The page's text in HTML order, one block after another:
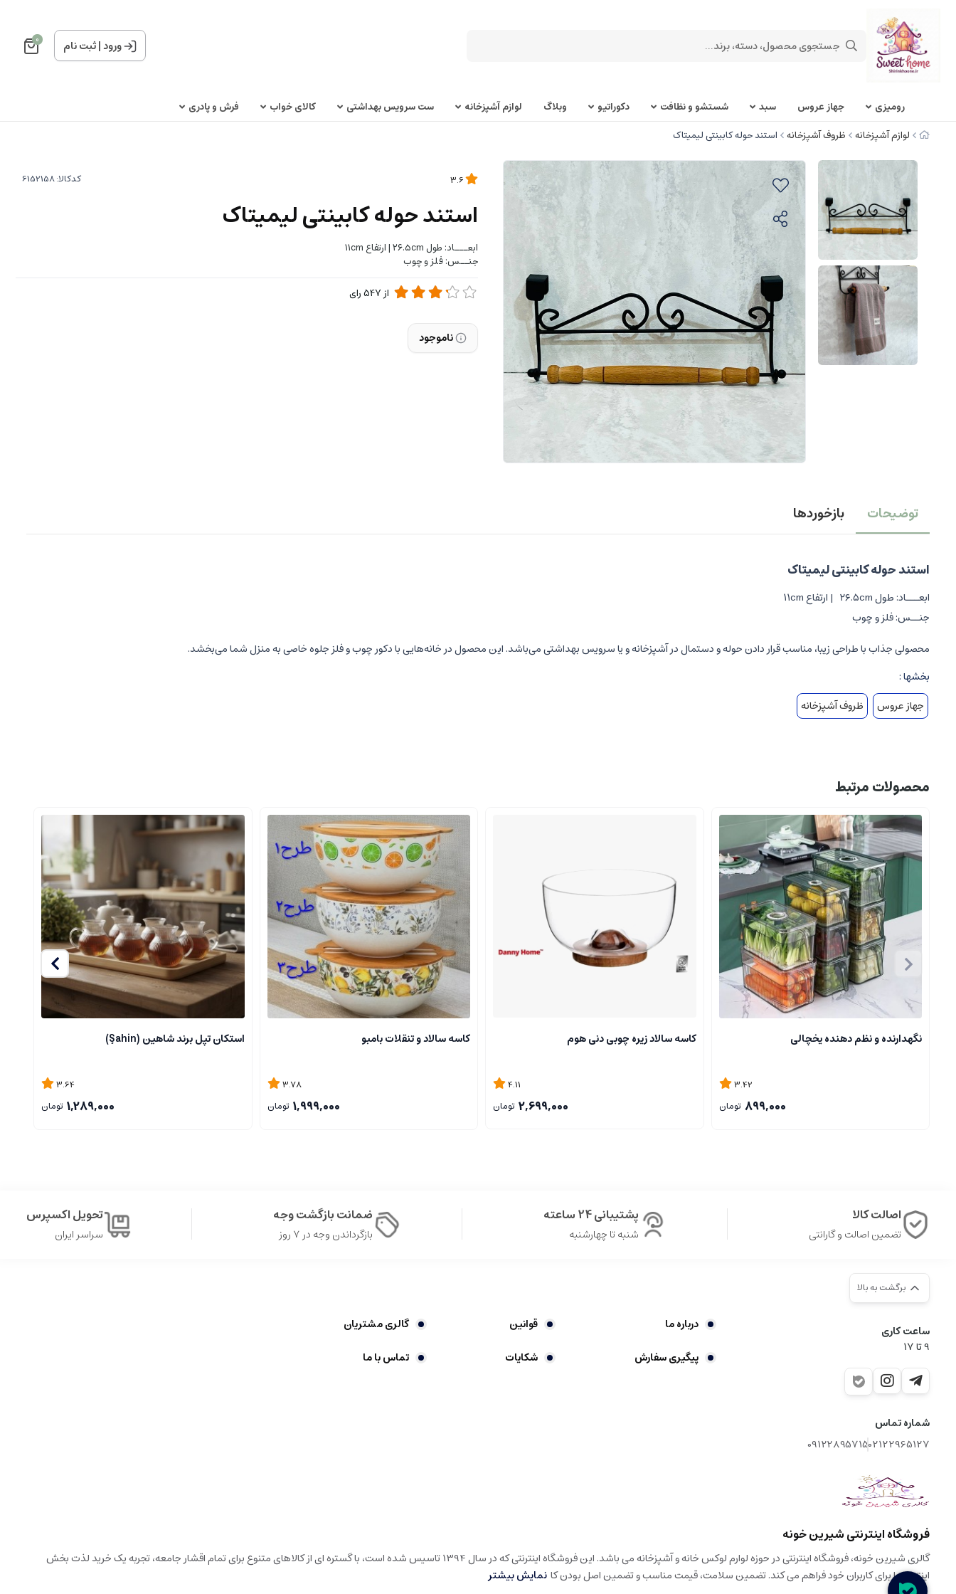
ورود|ثبت نام 0
روميزی جهاز عروس سبد شستشو و نظافت دکوراتیو وبلاگ لوازم آشپزخانه ست سرویس بهداشتی کالای خواب
فرش و پادری
لوازم آشپزخانه
ظروف آشپزخانه استند حوله کابینتی لیمیتاک
کدکالا:
استند حوله کابینتی لیمیتاک
ابعـــاد: طول ۲۶.۵cm | ارتفاع ۱۱cm
جنــس: فلز و چوب
از547رای
ناموجود
توضیحات بازخوردها
استند حوله کابینتی لیمیتاک
ابعـــاد: طول ۲۶.۵cm | ارتفاع ۱۱cm
جنــس: فلز و چوب
محصولی جذاب با طراحی زیبا، مناسب قرار دادن حوله و دستمال در آشپزخانه و یا سرویس بهداشتی می‌باشد. این محصول در خانه‌هایی با دکور چوب و فلز جلوه خاصی به منزل شما می‌بخشد.
بخشها :
جهاز عروس
ظروف آشپزخانه
محصولات مرتبط
نگهدارنده و نظم دهنده یخچالی
3.42
899,000 تومان
کاسه سالاد زیره چوبی دنی هوم
4.11
2,699,000 تومان
کاسه سالاد و تنقلات بامبو
3.78
1,999,000 تومان
استکان تپل برند شاهین (Şahin)
3.64
1,289,000 تومان
اصالت کالا
تضمین اصالت و گارانتی
پشتیبانی 24 ساعته
شنبه تا چهارشنبه
ضمانت بازگشت وجه
بازگرداندن وجه در ۷ روز
تحویل اکسپرس
سراسر ایران
برگشت به بالا
ساعت کاری
9‌ تا ۱۷
شماره تماس
02122965127
09122895715
درباره ما قوانین
گالری مشتریان
پیگیری سفارش
شکایات تماس با ما
فروشگاه اینترنتی شیرین خونه
گالری شیرین خونه، فروشگاه اینترنتی در حوزه لوارم لوکس خانه و آشپزخانه می باشد. این فروشگاه اینترنتی که در سال 1394 تاسیس شده است، با گستره ای از کالاهای متنوع برای تمام اقشار جامعه، تجربه یک خرید لذت بخش
اینترنتی را برای کاربران خود فراهم می کند. تضمین سلامت، قیمت مناسب و تضمین اصل بودن کا نمایش بیشتر